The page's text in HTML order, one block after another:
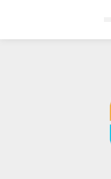
w